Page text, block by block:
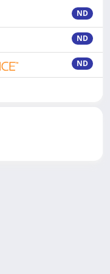
ND
ND
ND